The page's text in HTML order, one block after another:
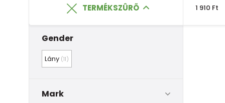
TERMÉKSZÛRÕ
Gender
Lány (11)
Mark
1 910 Ft